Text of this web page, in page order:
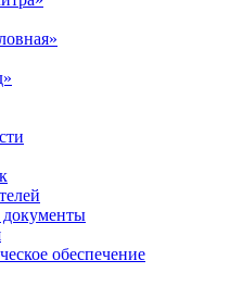
обеспечение